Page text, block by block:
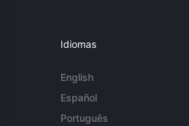
Idiomas
English
Español
Português